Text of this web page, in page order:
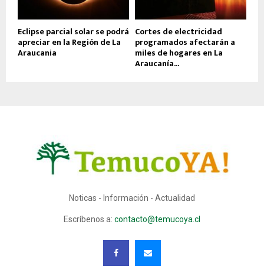
Eclipse parcial solar se podrá
apreciar en la Región de La
Araucania
Cortes de electricidad
programados afectarán a
miles de hogares en La
Araucanía...
Noticas - Información - Actualidad
Escríbenos a: contacto@temucoya.cl